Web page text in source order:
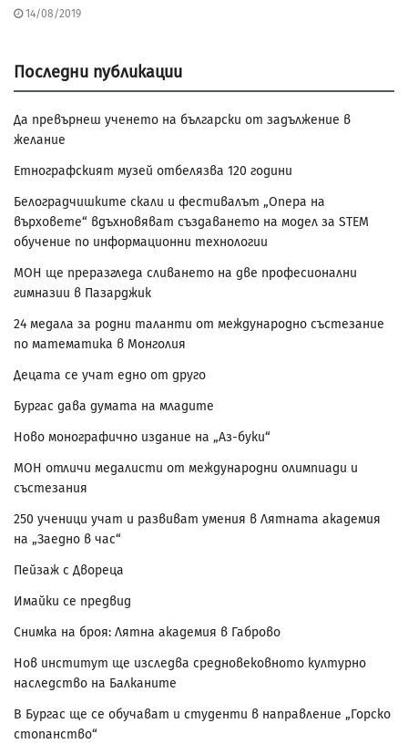
14/08/2019
Последни публикации
Да превърнеш ученето на български от задължение в
желание
Етнографският музей отбелязва 120 години
Белоградчишките скали и фестивалът „Опера на
върховете“ вдъхновяват създаването на модел за STEM
обучение по информационни технологии
МОН ще преразгледа сливането на две професионални
гимназии в Пазарджик
24 медала за родни таланти от международно състезание
по математика в Монголия
Децата се учат едно от друго
Бургас дава думата на младите
Ново монографично издание на „Аз-буки“
МОН отличи медалисти от международни олимпиади и
състезания
250 ученици учат и развиват умения в Лятната академия
на „Заедно в час“
Пейзаж с Двореца
Имайки се предвид
Снимка на броя: Лятна академия в Габрово
Нов институт ще изследва средновековното културно
наследство на Балканите
В Бургас ще се обучават и студенти в направление „Горско
стопанство“